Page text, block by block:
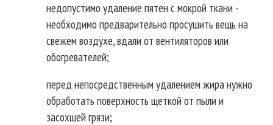
недопустимо удаление пятен с мокрой ткани -
необходимо предварительно просушить вещь на
свежем воздухе, вдали от вентиляторов или
обогревателей;
перед непосредственным удалением жира нужно
обработать поверхность щеткой от пыли и
засохшей грязи;